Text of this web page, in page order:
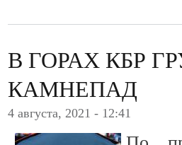
В ГОРАХ КБР
КАМНЕПАД
4 августа, 2021 - 12:41